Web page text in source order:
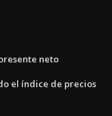
neto
el índice de precios